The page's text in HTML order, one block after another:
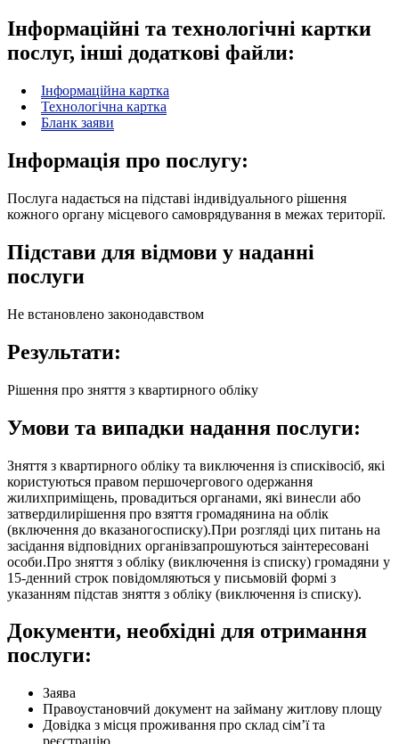
Інформаційні та технологічні картки
послуг, інші додаткові файли:
Інформаційна картка
Технологічна картка
Бланк заяви
Інформація про послугу:
Послуга надається на підставі індивідуального рішення
кожного органу місцевого самоврядування в межах території.
Підстави для відмови у наданні
послуги
Не встановлено законодавством
Результати:
Рішення про зняття з квартирного обліку
Умови та випадки надання послуги:
Зняття з квартирного обліку та виключення із списківосіб, які
користуються правом першочергового одержання
жилихприміщень, провадиться органами, які винесли або
затвердилирішення про взяття громадянина на облік
(включення до вказаногосписку).При розгляді цих питань на
засідання відповідних органівзапрошуються заінтересовані
особи.Про зняття з обліку (виключення із списку) громадяни у
15-денний строк повідомляються у письмовій формі з
указанням підстав зняття з обліку (виключення із списку).
Документи, необхідні для отримання
послуги:
Заява
Правоустановчий документ на займану житлову площу
Довідка з місця проживання про склад сім’ї та